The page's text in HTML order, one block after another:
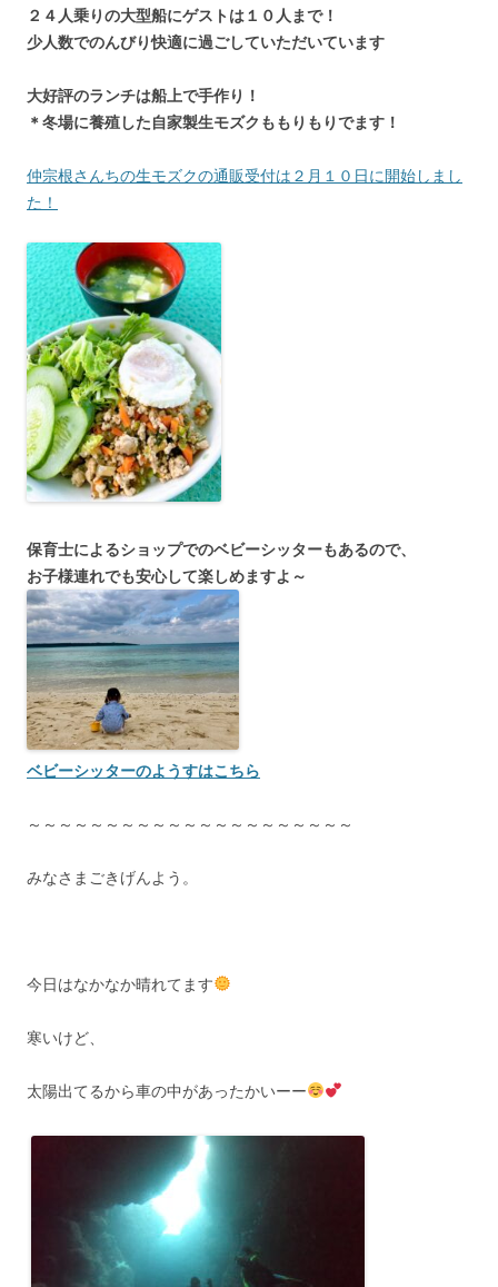
２４人乗りの大型船にゲストは１０人まで！
少人数でのんびり快適に過ごしていただいています
大好評のランチは船上で手作り！
＊冬場に養殖した自家製生モズクももりもりでます！
仲宗根さんちの生モズクの通販受付は２月１０日に開始しまし
た！
保育士によるショップでのベビーシッターもあるので、
お子様連れでも安心して楽しめますよ～
ベビーシッターのようすはこちら
～～～～～～～～～～～～～～～～～～～～～
みなさまごきげんよう。
今日はなかなか晴れてます
寒いけど、
太陽出てるから車の中があったかいーー